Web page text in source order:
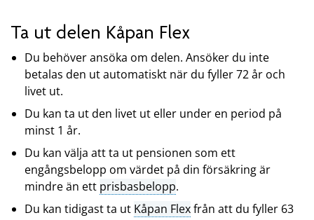
Ta ut delen Kåpan Flex
Du behöver ansöka om delen. Ansöker du inte
betalas den ut automatiskt när du fyller 72 år och
livet ut.
Du kan ta ut den livet ut eller under en period på
minst 1 år.
Du kan välja att ta ut pensionen som ett
engångsbelopp om värdet på din försäkring är
mindre än ett prisbasbelopp.
Du kan tidigast ta ut Kåpan Flexfrån att du fyller 63